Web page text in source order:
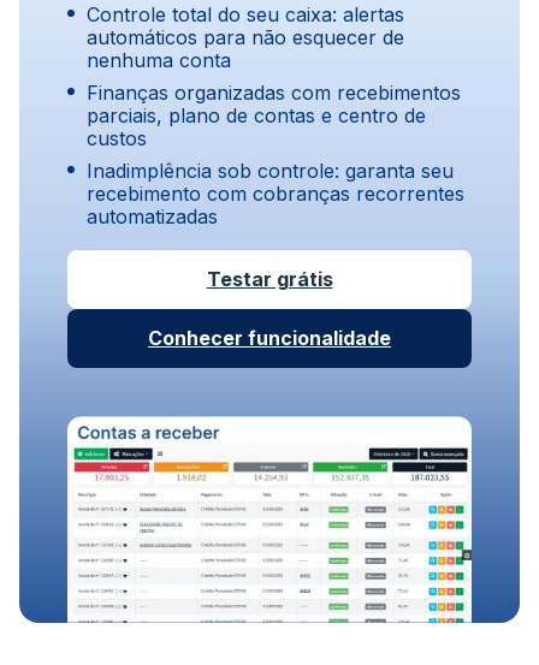
Controle total do seu caixa: alertas
automáticos para não esquecer de
nenhuma conta
Finanças organizadas com recebimentos
parciais, plano de contas e centro de
custos
Inadimplência sob controle: garanta seu
recebimento com cobranças recorrentes
automatizadas
Testar grátis
Conhecer funcionalidade